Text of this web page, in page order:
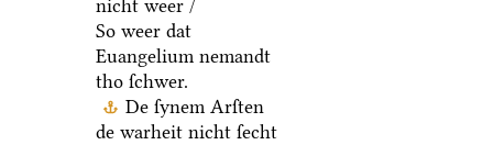
nicht weer /
So weer dat
Euangelium nemandt
tho ſchwer.
De ſynem Arſten
de warheit nicht ſecht